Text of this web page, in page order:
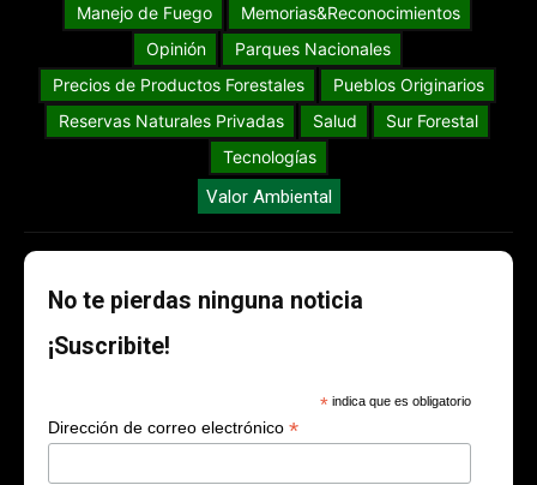
Manejo de Fuego
Memorias&Reconocimientos
Opinión
Parques Nacionales
Precios de Productos Forestales
Pueblos Originarios
Reservas Naturales Privadas
Salud
Sur Forestal
Tecnologías
Valor Ambiental
No te pierdas ninguna noticia
¡Suscribite!
* indica que es obligatorio
Dirección de correo electrónico *